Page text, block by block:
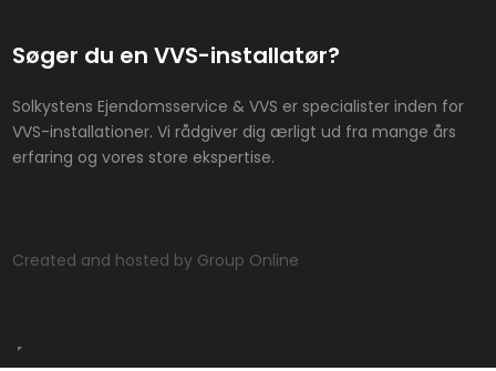
Søger du en VVS-installatør?
Solkystens Ejendomsservice & VVS er specialister inden for
VVS-installationer. Vi rådgiver dig ærligt ud fra mange års
erfaring og vores store ekspertise.
Created and hosted by Group Online